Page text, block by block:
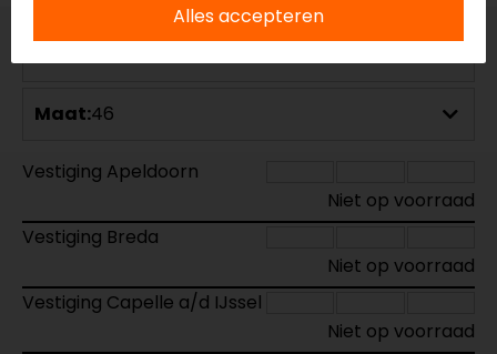
Maat:46
Vestiging Apeldoorn
Niet op voorraad
Vestiging Breda
Niet op voorraad
Vestiging Capelle a/d IJssel
Niet op voorraad
Alles accepteren